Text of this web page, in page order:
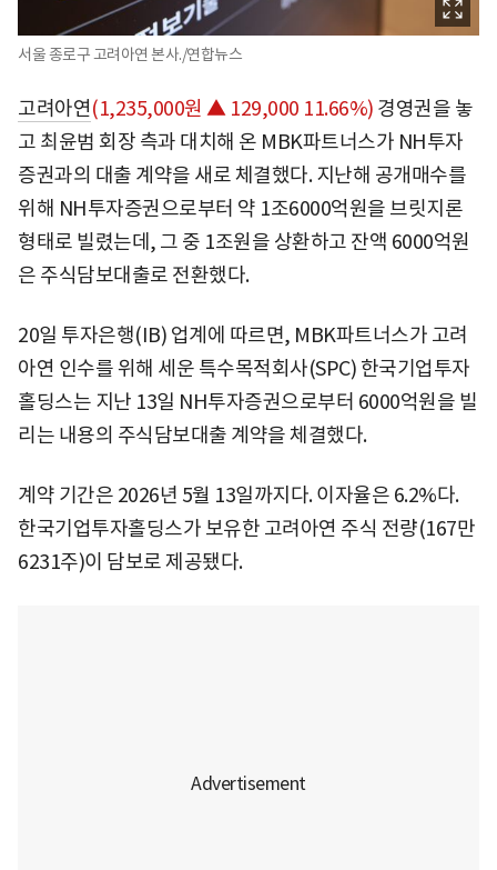
서울 종로구 고려아연 본사./연합뉴스
고려아연(1,235,000원 ▲ 129,000 11.66%) 경영권을 놓
고 최윤범 회장 측과 대치해 온 MBK파트너스가 NH투자
증권과의 대출 계약을 새로 체결했다. 지난해 공개매수를
위해 NH투자증권으로부터 약 1조6000억원을 브릿지론
형태로 빌렸는데, 그 중 1조원을 상환하고 잔액 6000억원
은 주식담보대출로 전환했다.
20일 투자은행(IB) 업계에 따르면, MBK파트너스가 고려
아연 인수를 위해 세운 특수목적회사(SPC) 한국기업투자
홀딩스는 지난 13일 NH투자증권으로부터 6000억원을 빌
리는 내용의 주식담보대출 계약을 체결했다.
계약 기간은 2026년 5월 13일까지다. 이자율은 6.2%다.
한국기업투자홀딩스가 보유한 고려아연 주식 전량(167만
6231주)이 담보로 제공됐다.